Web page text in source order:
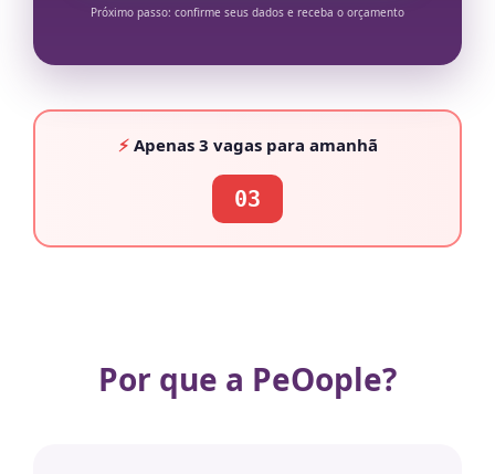
Próximo passo: confirme seus dados e receba o orçamento
⚡Apenas 3 vagaspara amanhã
03
Por que a PeOople?